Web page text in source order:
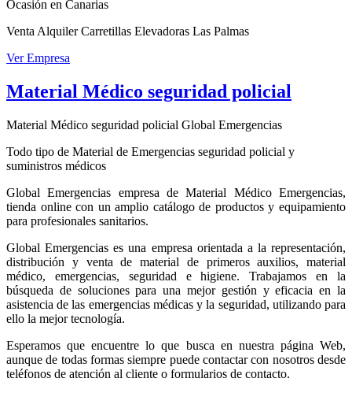
Ocasión en Canarias
Venta Alquiler Carretillas Elevadoras Las Palmas
Ver Empresa
Material Médico seguridad policial
Material Médico seguridad policial Global Emergencias
Todo tipo de Material de Emergencias seguridad policial y
suministros médicos
Global Emergencias empresa de Material Médico Emergencias,
tienda online con un amplio catálogo de productos y equipamiento
para profesionales sanitarios.
Global Emergencias es una empresa orientada a la representación,
distribución y venta de material de primeros auxilios, material
médico, emergencias, seguridad e higiene. Trabajamos en la
búsqueda de soluciones para una mejor gestión y eficacia en la
asistencia de las emergencias médicas y la seguridad, utilizando para
ello la mejor tecnología.
Esperamos que encuentre lo que busca en nuestra página Web,
aunque de todas formas siempre puede contactar con nosotros desde
teléfonos de atención al cliente o formularios de contacto.